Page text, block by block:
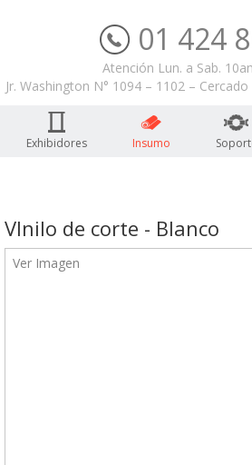
01 424
Atención Lun. a Sab.
Jr. Washington N° 1094 – 1102 –
Exhibidores Insumo
Servicio Técnico
VInilo de corte - Blanco
Ver Imagen